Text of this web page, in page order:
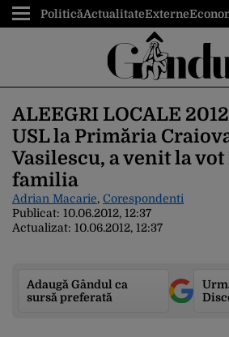
PoliticăActualitateExterne
ALEEGRI LOCALE
USL la Primăria
Vasilescu, a venit la
familia
Adrian Macarie, Corespondenti
Publicat: 10.06.2012, 12:37
Actualizat: 10.06.2012, 12:37
Adaugă Gândul ca
sursă preferată